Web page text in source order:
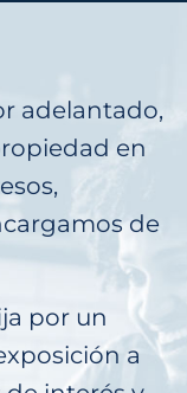
adelantado,
en
de
por un
a